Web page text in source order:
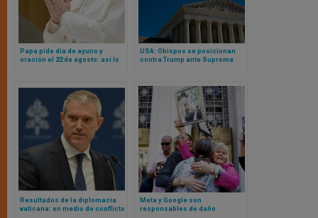
Papa pide día de ayuno y
oración el 22 de agosto: así lo
USA: Obispos se posicionan
contra Trump ante Suprema
Resultados de la diplomacia
vaticana: en medio de conflicto
Meta y Google son
responsables de daño